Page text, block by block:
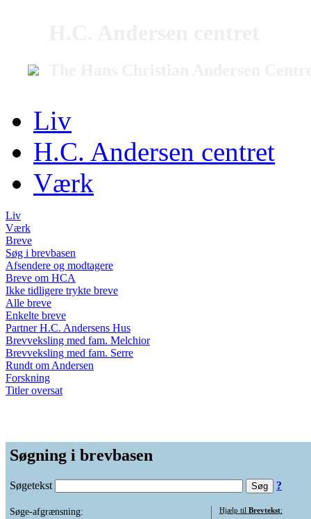
Liv
H.C. Andersen centret
Værk
Liv
Værk
Breve
Søg i brevbasen
Afsendere og modtagere
Breve om HCA
Ikke tidligere trykte breve
Alle breve
Enkelte breve
Partner H.C. Andersens Hus
Brevveksling med fam. Melchior
Brevveksling med fam. Serre
Rundt om Andersen
Forskning
Titler oversat
Søgning i brevbasen
Søgetekst ?
Søge-afgrænsning:
Hjælp til Brevtekst: